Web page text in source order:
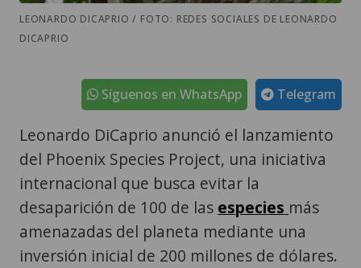
LEONARDO DICAPRIO / FOTO: REDES SOCIALES DE LEONARDO
DICAPRIO
Telegram
Síguenos en WhatsApp
Leonardo DiCaprio anunció el lanzamiento
del Phoenix Species Project, una iniciativa
internacional que busca evitar la
desaparición de 100 de las especies más
amenazadas del planeta mediante una
inversión inicial de 200 millones de dólares.